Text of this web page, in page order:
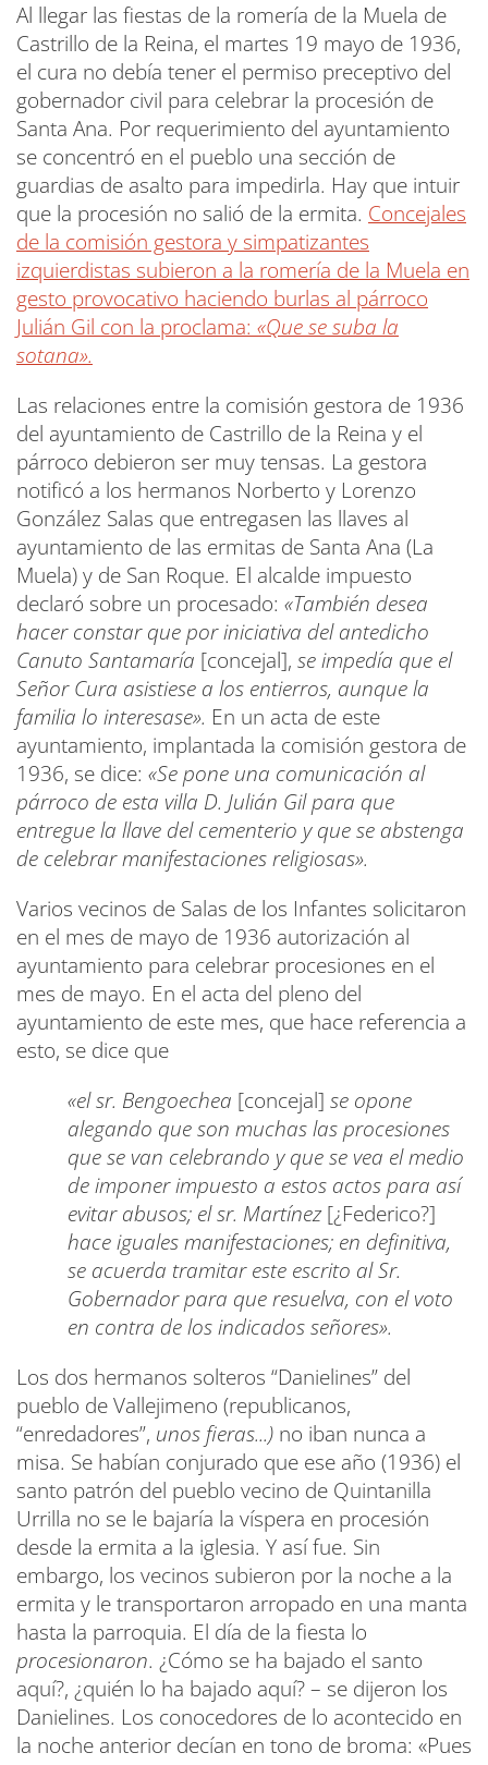
Al llegar las fiestas de la romería de la Muela de
Castrillo de la Reina, el martes 19 mayo de 1936,
el cura no debía tener el permiso preceptivo del
gobernador civil para celebrar la procesión de
Santa Ana. Por requerimiento del ayuntamiento
se concentró en el pueblo una sección de
guardias de asalto para impedirla. Hay que intuir
que la procesión no salió de la ermita. Concejales
de la comisión gestora y simpatizantes
izquierdistas subieron a la romería de la Muela en
gesto provocativo haciendo burlas al párroco
Julián Gil con la proclama: «Que se suba la
sotana».
Las relaciones entre la comisión gestora de 1936
del ayuntamiento de Castrillo de la Reina y el
párroco debieron ser muy tensas. La gestora
notificó a los hermanos Norberto y Lorenzo
González Salas que entregasen las llaves al
ayuntamiento de las ermitas de Santa Ana (La
Muela) y de San Roque. El alcalde impuesto
declaró sobre un procesado: «También desea
hacer constar que por iniciativa del antedicho
Canuto Santamaría [concejal], se impedía que el
Señor Cura asistiese a los entierros, aunque la
familia lo interesase». En un acta de este
ayuntamiento, implantada la comisión gestora de
1936, se dice: «Se pone una comunicación al
párroco de esta villa D. Julián Gil para que
entregue la llave del cementerio y que se abstenga
de celebrar manifestaciones religiosas».
Varios vecinos de Salas de los Infantes solicitaron
en el mes de mayo de 1936 autorización al
ayuntamiento para celebrar procesiones en el
mes de mayo. En el acta del pleno del
ayuntamiento de este mes, que hace referencia a
esto, se dice que
«el sr. Bengoechea [concejal] se opone
alegando que son muchas las procesiones
que se van celebrando y que se vea el medio
de imponer impuesto a estos actos para así
evitar abusos; el sr. Martínez[¿Federico?]
hace iguales manifestaciones; en definitiva,
se acuerda tramitar este escrito al Sr.
Gobernador para que resuelva, con el voto
en contra de los indicados señores».
Los dos hermanos solteros “Danielines” del
pueblo de Vallejimeno (republicanos,
“enredadores”, unos fieras...) no iban nunca a
misa. Se habían conjurado que ese año (1936) el
santo patrón del pueblo vecino de Quintanilla
Urrilla no se le bajaría la víspera en procesión
desde la ermita a la iglesia. Y así fue. Sin
embargo, los vecinos subieron por la noche a la
ermita y le transportaron arropado en una manta
hasta la parroquia. El día de la fiesta lo
procesionaron. ¿Cómo se ha bajado el santo
aquí?, ¿quién lo ha bajado aquí? – se dijeron los
Danielines. Los conocedores de lo acontecido en
la noche anterior decían en tono de broma: «Pues